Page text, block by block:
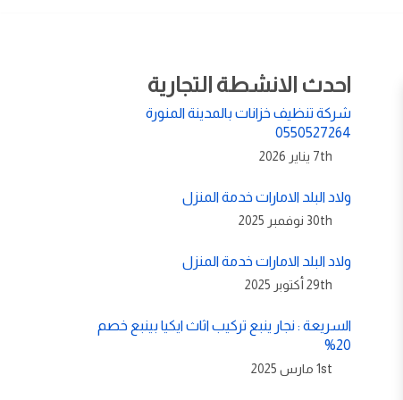
احدث الانشطة التجارية
شركة تنظيف خزانات بالمدينة المنورة
0550527264
7th يناير 2026
ولاد البلد الامارات خدمة المنزل
30th نوفمبر 2025
ولاد البلد الامارات خدمة المنزل
29th أكتوبر 2025
السريعة : نجار ينبع تركيب اثاث ايكيا بينبع خصم
20%
1st مارس 2025